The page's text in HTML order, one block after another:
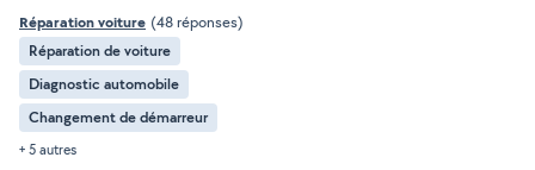
Réparation voiture (48 réponses)
Réparation de voiture
Diagnostic automobile
Changement de démarreur
+ 5 autres